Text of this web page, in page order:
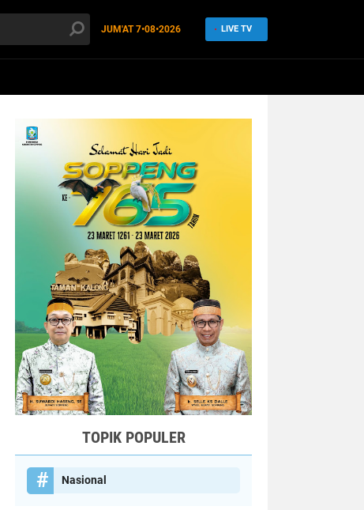
JUM'AT7•08•2026 LIVE TV
TOPIK POPULER
Nasional